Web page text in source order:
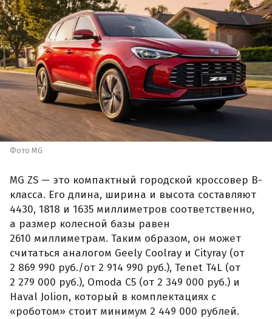
Фото MG
MG ZS — это компактный городской кроссовер B-
класса. Его длина, ширина и высота составляют
4430, 1818 и 1635 миллиметров соответственно,
а размер колесной базы равен
2610 миллиметрам. Таким образом, он может
считаться аналогом Geely Coolray и Cityray (от
2 869 990 руб./от 2 914 990 руб.), Tenet T4L (от
2 279 000 руб.), Omoda C5 (от 2 349 000 руб.) и
Haval Jolion, который в комплектациях с
«роботом» стоит минимум 2 449 000 рублей.